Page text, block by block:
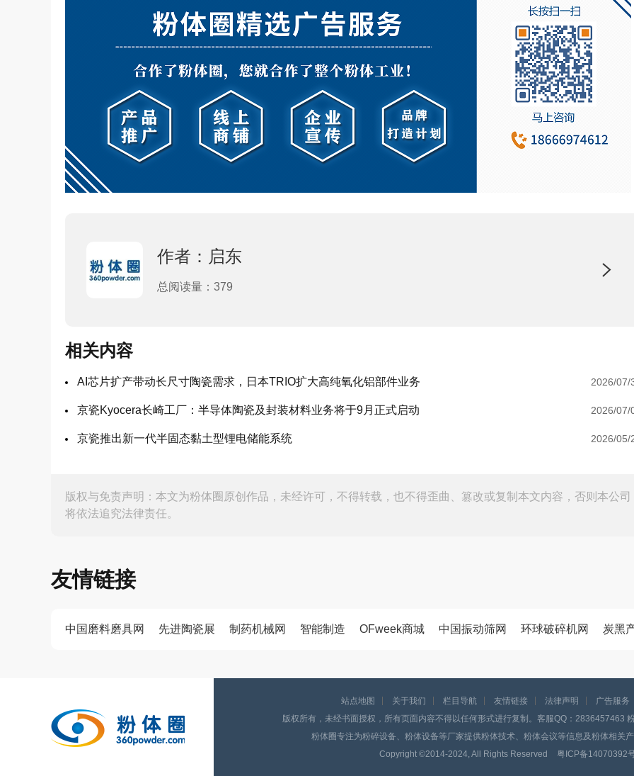
作者：启东
总阅读量：379
相关内容
AI芯片扩产带动长尺寸陶瓷需求，日本TRIO扩大高纯氧化铝部件业务 2026/07/
京瓷Kyocera长崎工厂：半导体陶瓷及封装材料业务将于9月正式启动 2026/07/
京瓷推出新一代半固态黏土型锂电储能系统 2026/05/
版权与免责声明：本文为粉体圈原创作品，未经许可，不得转载，也不得歪曲、篡改或复制本文内容，否则本公司
将依法追究法律责任。
友情链接
中国磨料磨具网 先进陶瓷展 制药机械网 智能制造 OFweek商城 中国振动筛网 环球破碎机网 炭黑
站点地图 关于我们 栏目导航 友情链接 法律声明
广告服务
版权所有，未经书面授权，所有页面内容不得以任何形式进行复制。客服QQ：2836457463
粉体圈专注为粉碎设备、粉体设备等厂家提供粉体技术、粉体会议等信息及粉体相关
Copyright ©️2014-2024, All Rights Reserved
粤ICP备14070392